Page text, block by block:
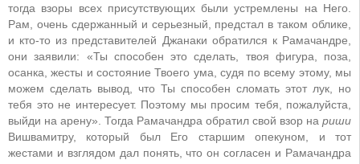
тогда взоры всех присутствующих были устремлены на Него.
Рам, очень сдержанный и серьезный, предстал в таком облике,
и кто-то из представителей Джанаки обратился к Рамачандре,
они заявили: «Ты способен это сделать, твоя фигура, поза,
осанка, жесты и состояние Твоего ума, судя по всему этому, мы
можем сделать вывод, что Ты способен сломать этот лук, но
тебя это не интересует. Поэтому мы просим тебя, пожалуйста,
выйди на арену». Тогда Рамачандра обратил свой взор на риши
Вишвамитру, который был Его старшим опекуном, и тот
жестами и взглядом дал понять, что он согласен и Рамачандра